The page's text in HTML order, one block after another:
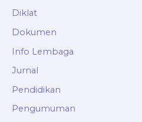
Diklat
Dokumen
Info Lembaga
Jurnal
Pendidikan
Pengumuman